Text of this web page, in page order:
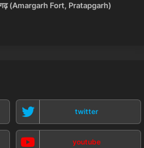
(Amargarh Fort, Pratapgarh)
twitter
youtube